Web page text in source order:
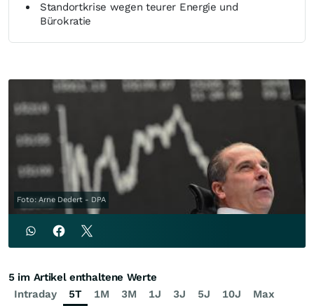
Standortkrise wegen teurer Energie und
Bürokratie
Foto: Arne Dedert - DPA
Intraday 5T 1M 3M 1J 3J 5J 10J Max
5 im Artikel enthaltene Werte